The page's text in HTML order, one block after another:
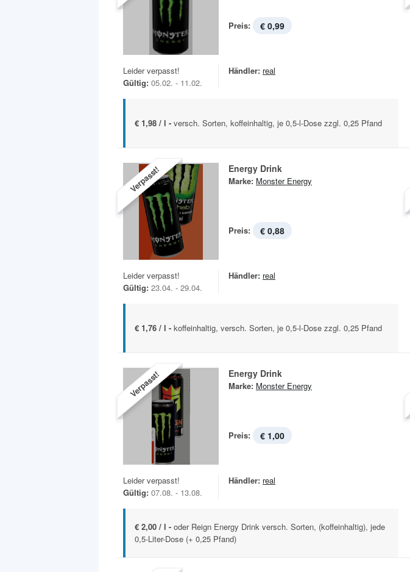
Preis: € 0,99
Leider verpasst!
Gültig: 05.02. - 11.02.
Händler: real
€ 1,98 / l - versch. Sorten, koffeinhaltig, je 0,5-l-Dose zzgl. 0,25 Pfand
Verpasst! Energy Drink
Marke: Monster Energy
Preis: € 0,88
Leider verpasst!
Gültig: 23.04. - 29.04.
Händler: real
€ 1,76 / l - koffeinhaltig, versch. Sorten, je 0,5-l-Dose zzgl. 0,25 Pfand
Verpasst! Energy Drink
Marke: Monster Energy
Preis: € 1,00
Leider verpasst!
Gültig: 07.08. - 13.08.
Händler: real
€ 2,00 / l - oder Reign Energy Drink versch. Sorten, (koffeinhaltig), jede
0,5-Liter-Dose (+ 0,25 Pfand)